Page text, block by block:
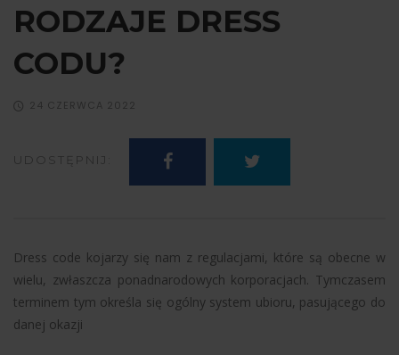
RODZAJE DRESS
CODU?
24 CZERWCA 2022
UDOSTĘPNIJ:
Dress code kojarzy się nam z regulacjami, które są obecne w
wielu, zwłaszcza ponadnarodowych korporacjach. Tymczasem
terminem tym określa się ogólny system ubioru, pasującego do
danej okazji